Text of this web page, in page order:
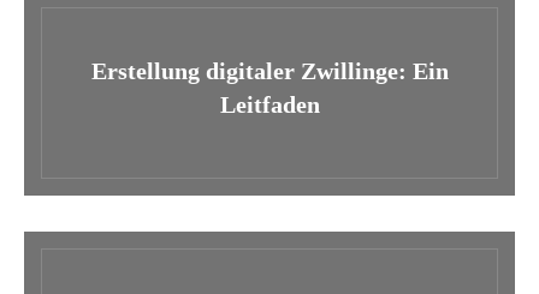
Erstellung digitaler Zwillinge: Ein
Leitfaden